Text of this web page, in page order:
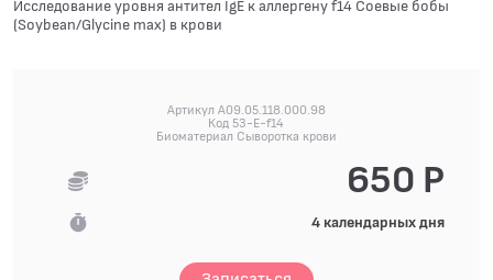
Исследование уровня антител IgE к аллергену f14 Соевые бобы
(Soybean/Glycine max) в крови
Артикул A09.05.118.000.98
Код 53-E-f14
Биоматериал Сыворотка крови
650 Р
4 календарных дня